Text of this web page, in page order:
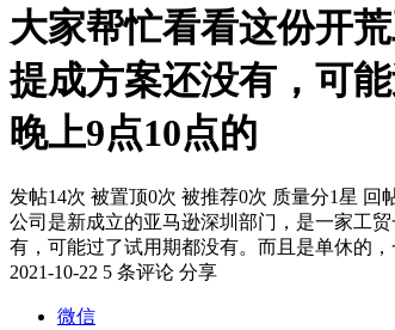
大家帮忙看看这份开
提成方案还没有，可
晚上9点10点的
发帖14次 被置顶0次 被推荐0次 质量分1星 回
公司是新成立的亚马逊深圳部门，是一家工
有，可能过了试用期都没有。而且是单休的
2021-10-22 5 条评论 分享
微信